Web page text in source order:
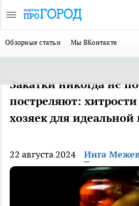
Обзорные статьи Мы ВКонтакте
Закатки никогда не
постреляют:
хозяек для
22 августа 2024 Инга